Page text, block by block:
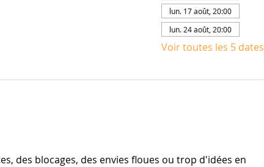
lun. 17 août, 20:00
lun. 24 août, 20:00
Voir toutes les 5 dates
des blocages, des envies floues ou trop d'idées en